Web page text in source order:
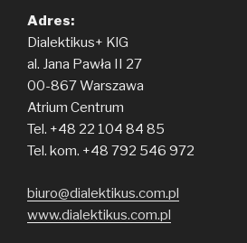
Adres:
Dialektikus+ KlG
al. Jana Pawła II 27
00-867 Warszawa
Atrium Centrum
Tel. +48 22 104 84 85
Tel. kom. +48 792 546 972
biuro@dialektikus.com.pl
www.dialektikus.com.pl